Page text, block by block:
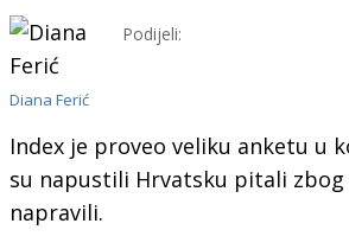
Diana Ferić
Podijeli:
Index je proveo veliku anketu u
su napustili Hrvatsku pitali zbog
napravili.